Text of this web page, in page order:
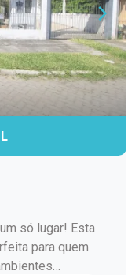
só lugar! Esta
para quem